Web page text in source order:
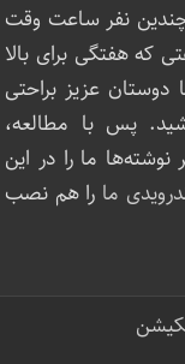
نفر ساعت‌ وقت
که هفتگی برای بالا
عزیز براحتی
پس با مطالعه،
ما را در این
ما را هم نصب